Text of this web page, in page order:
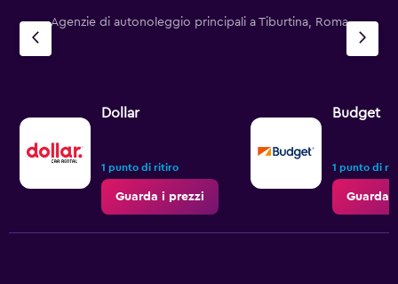
Agenzie di autonoleggio principali a Tiburtina, Roma
Dollar
1 punto di ritiro
Guarda i prezzi
Budget
1 punto di
Guarda